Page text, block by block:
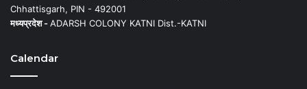
Chhattisgarh, PIN - 492001
मध्यप्रदेश -ADARSH COLONY KATNI Dist.-KATNI
Calendar